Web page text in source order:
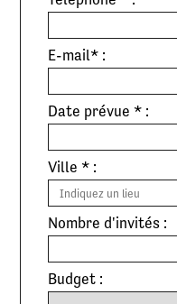
E-mail* :
Date prévue * :
Ville * :
Nombre d'invités :
Budget :